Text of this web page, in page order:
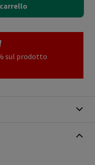
sul prodotto